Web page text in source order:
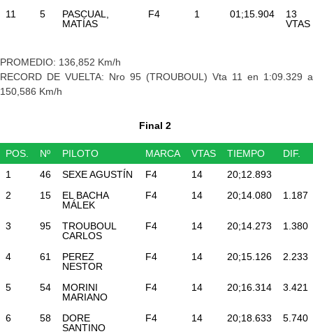
11
5
PASCUAL,
MATÍAS
F4 1 01;15.904
13
VTAS
PROMEDIO: 136,852 Km/h
RECORD DE VUELTA: Nro 95 (TROUBOUL) Vta 11 en 1:09.329 a
150,586 Km/h
Final 2
POS. Nº PILOTO MARCA VTAS TIEMPO
DIF.
1
46 SEXE AGUSTÍN F4 14
20;12.893
2
15
EL BACHA
MÁLEK
F4 14 20;14.080 1.187
3 95
TROUBOUL
CARLOS
F4 14 20;14.273 1.380
4 61
PEREZ
NESTOR
F4 14 20;15.126 2.233
5 54
MORINI
MARIANO
F4 14 20;16.314 3.421
6 58
DORE
SANTINO
F4 14 20;18.633 5.740